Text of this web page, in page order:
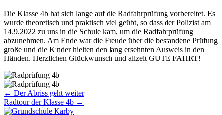
Die Klasse 4b hat sich lange auf die Radfahrprüfung vorbereitet. Es
wurde theoretisch und praktisch viel geübt, so dass der Polizist am
14.9.2022 zu uns in die Schule kam, um die Radfahrprüfung
abzunehmen. Am Ende war die Freude über die bestandene Prüfung
große und die Kinder hielten den lang ersehnten Ausweis in den
Händen. Herzlichen Glückwunsch und allzeit GUTE FAHRT!
Posts
navigation
← Der Abriss geht weiter
Radtour der Klasse 4b →